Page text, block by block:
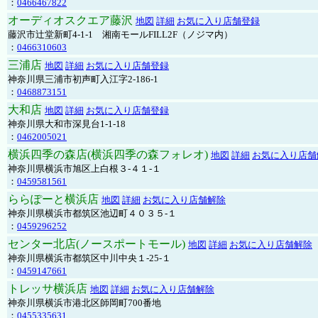
： 0466467822
オーディオスクエア藤沢 地図 詳細 お気に入り店舗登録
藤沢市辻堂新町4-1-1 湘南モールFILL2F（ノジマ内）
： 0466310603
三浦店 地図 詳細 お気に入り店舗登録
神奈川県三浦市初声町入江字2-186-1
： 0468873151
大和店 地図 詳細 お気に入り店舗登録
神奈川県大和市深見台1-1-18
： 0462005021
横浜四季の森店(横浜四季の森フォレオ) 地図 詳細 お気に入り店
神奈川県横浜市旭区上白根３-４１-１
： 0459581561
ららぽーと横浜店 地図 詳細 お気に入り店舗解除
神奈川県横浜市都筑区池辺町４０３５-１
： 0459296252
センター北店(ノースポートモール) 地図 詳細 お気に入り店舗解除
神奈川県横浜市都筑区中川中央１-25-１
： 0459147661
トレッサ横浜店 地図 詳細 お気に入り店舗解除
神奈川県横浜市港北区師岡町700番地
： 0455335631